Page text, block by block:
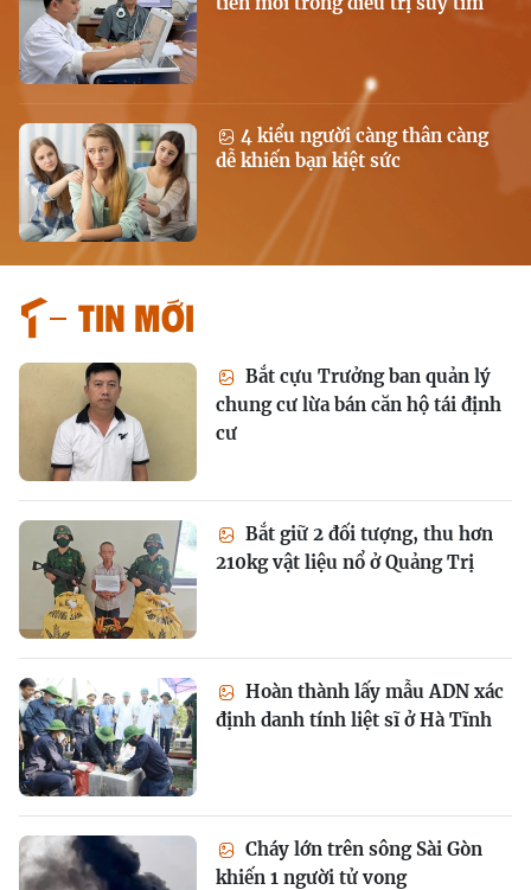
4 kiểu người càng thân càng
dễ khiến bạn kiệt sức
Tin mới
Bắt cựu Trưởng ban quản lý
chung cư lừa bán căn hộ tái định
cư
Bắt giữ 2 đối tượng, thu hơn
210kg vật liệu nổ ở Quảng Trị
Hoàn thành lấy mẫu ADN xác
định danh tính liệt sĩ ở Hà Tĩnh
Cháy lớn trên sông Sài Gòn
khiến 1 người tử vong